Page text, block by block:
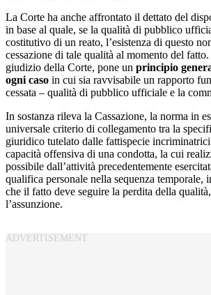
La Corte ha anche affrontato il dettato del
in base al quale, se la qualità di pubblico
costitutivo di un reato, l’esistenza di questo
cessazione di tale qualità al momento del
giudizio della Corte, pone un principio
ogni caso in cui sia ravvisabile un rapporto
cessata – qualità di pubblico ufficiale e la
In sostanza rileva la Cassazione, la norma in
universale criterio di collegamento tra la
giuridico tutelato dalle fattispecie
capacità offensiva di una condotta, la cui
possibile dall’attività precedentemente
qualifica personale nella sequenza temporale,
che il fatto deve seguire la perdita della
l’assunzione.